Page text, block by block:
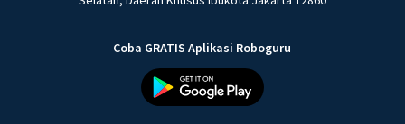
Coba GRATIS Aplikasi Roboguru